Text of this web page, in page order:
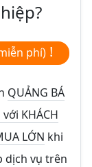
phí) !
QUẢNG BÁ
KHÁCH
LỚN khi
dịch vụ trên